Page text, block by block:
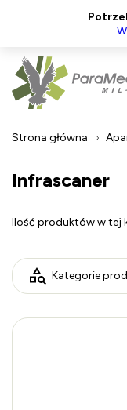
Strona główna
Infrascaner
Ilość produktów w tej
Kategorie